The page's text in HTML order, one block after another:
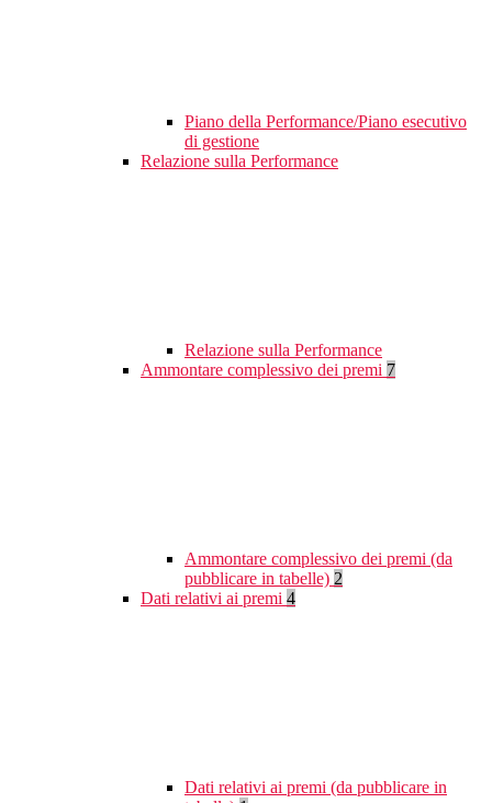
Piano della Performance/Piano esecutivo
di gestione
Relazione sulla Performance
Relazione sulla Performance
Ammontare complessivo dei premi 7
Ammontare complessivo dei premi (da
pubblicare in tabelle) 2
Dati relativi ai premi 4
Dati relativi ai premi (da pubblicare in